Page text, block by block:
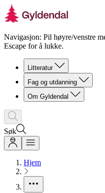
Navigasjon: Pil høyre/venstre
Escape for å lukke.
Litteratur
Fag og utdanning
Om Gyldendal
Søk
Hjem